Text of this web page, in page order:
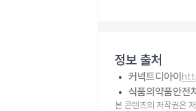
정보 출처
커넥트디아이
식품의약품안전
본 콘텐츠의 저작권은